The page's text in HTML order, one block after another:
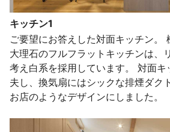
キッチン1
ご要望にお答えした対面キッチン。
大理石のフルフラットキッチンは、
考え白系を採用しています。 対面キ
夫し、換気扇にはシックな排煙ダク
お店のようなデザインにしました。